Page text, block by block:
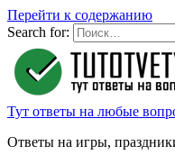
Перейти к содержанию
Search for:
Тут ответы на любые
Ответы на игры,